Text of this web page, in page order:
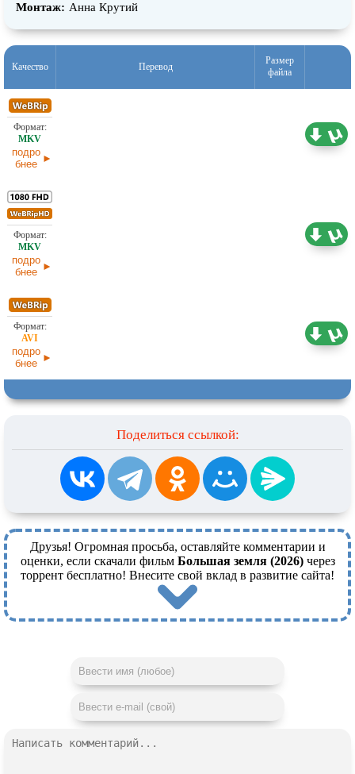
Монтаж: Анна Крутий
Качество Перевод
Размер
файла
подро
бнее
подро
бнее
подро
бнее
Поделиться ссылкой:
Друзья! Огромная просьба, оставляйте комментарии и
оценки, если скачали фильм Большая земля (2026)через
торрент бесплатно! Внесите свой вклад в развитие сайта!